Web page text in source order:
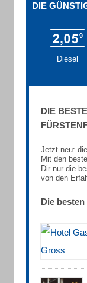
DIE
Diesel
DIE
Jetzt neu:
Mit den
Dir nur die
von den
Die